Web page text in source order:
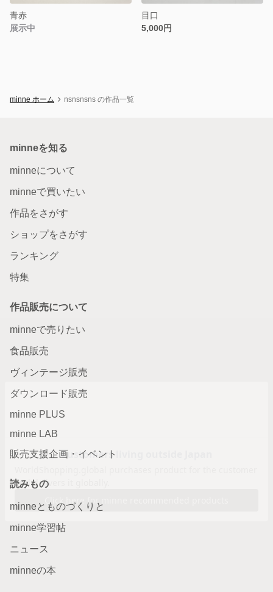
青赤
展示中
目口
5,000円
minne ホーム nsnsnsns の作品一覧
minneを知る
minneについて
minneで買いたい
作品をさがす
ショップをさがす
ランキング
特集
作品販売について
minneで売りたい
食品販売
ヴィンテージ販売
ダウンロード販売
minne PLUS
minne LAB
販売支援企画・イベント
読みもの
minneとものづくりと
minne学習帖
ニュース
minneの本